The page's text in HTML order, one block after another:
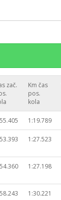
zač.
Km čas
pos.
kola
1:19.789
1:27.523
1:27.198
1:30.221